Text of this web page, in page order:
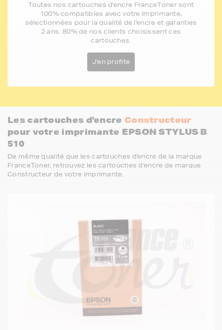
Toutes nos cartouches d'encre FranceToner sont
100% compatibles avec votre imprimante,
sélectionnées pour la qualité de l'encre et garanties
2 ans. 80% de nos clients choisissent ces
cartouches.
J'en profite
Les cartouches d'encre Constructeur
pour votre imprimante EPSON STYLUS B
510
De même qualité que les cartouches d'encre de la marque
FranceToner, retrouvez les cartouches d'encre de marque
Constructeur de votre imprimante.